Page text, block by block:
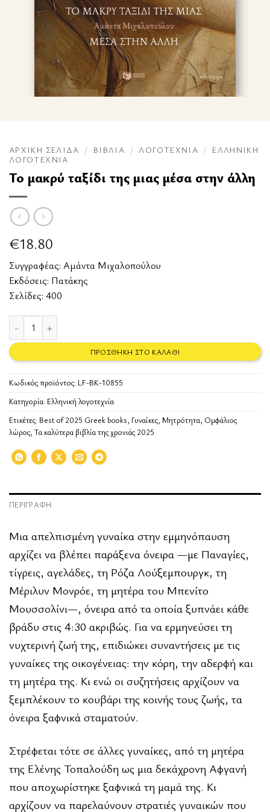
ΑΡΧΙΚΉ ΣΕΛΊΔΑ / ΒΙΒΛΊΑ / ΛΟΓΟΤΕΧΝΊΑ /
ΕΛΛΗΝΙΚΉ
ΛΟΓΟΤΕΧΝΊΑ
Το μακρύ ταξίδι της μιας μέσα στην άλλη
€18.80
Συγγραφέας: Αμάντα Μιχαλοπούλου
Εκδόσεις: Πατάκης
Σελίδες: 400
Το μακρύ ταξίδι της μιας μέσα στην άλλη ποσότητα
ΠΡΟΣΘΉΚΗ ΣΤΟ ΚΑΛΆΘΙ
Κωδικός προϊόντος: LF-BK-10855
Κατηγορία: Ελληνική λογοτεχνία
Ετικέτες: Best of 2025 Greek books, Γυναίκες, Μητρότητα, Ομφάλιος
λώρος,Τα καλύτερα βιβλία της χρονιάς 2025
ΠΕΡΙΓΡΑΦΉ
Mια απελπισµένη γυναίκα στην εµµηνόπαυση
αρχίζει να βλέπει παράξενα όνειρα —µε Παναγίες,
τίγρεις, αγελάδες, τη Ρόζα Λούξε­µπουργκ, τη
Μέριλυν Μονρόε, τη µητέρα του Μπενίτο
Μουσσολίνι—, όνειρα από τα οποία ξυπνάει κάθε
βράδυ στις 4:30 ακριβώς. Για να ερµηνεύσει τη
νυχτερινή ζωή της, επιδιώκει συναντήσεις µε τις
γυναίκες της οικογένειας: την κόρη, την αδερφή και
τη µητέρα της. Κι ενώ οι συζητήσεις αρχίζουν να
ξεµπλέκουν το κουβάρι της κοινής τους ζωής, τα
όνειρα ξαφνικά σταµατούν.
Στρέφεται τότε σε άλλες γυναίκες, από τη µητέρα
της Ελένης Τοπαλούδη ως µια δεκάχρονη Αφγανή
που αποχωρίστηκε ξαφνικά τη µαµά της. Κι
αρχίζουν να παρελαύνουν στρατιές γυναικών που